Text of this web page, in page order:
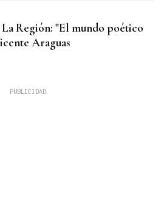
Región: "El mundo poético
Araguas